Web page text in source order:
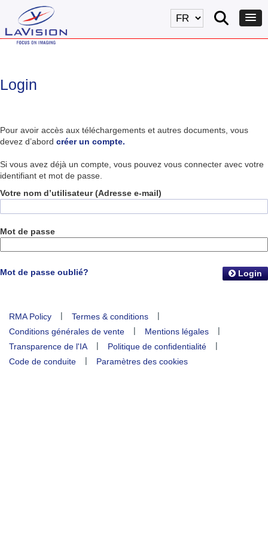
Login
Pour avoir accès aux téléchargements et autres documents, vous
devez d’abord créer un compte.
Si vous avez déjà un compte, vous pouvez vous connecter avec votre
identifiant et mot de passe.
Votre nom d’utilisateur (Adresse e-mail)
Mot de passe
Mot de passe oublié? Login
RMA Policy | Termes & conditions
|
Conditions générales de vente
| Mentions légales
|
Transparence de l'IA
| Politique de confidentialité
|
Code de conduite
| Paramètres des cookies